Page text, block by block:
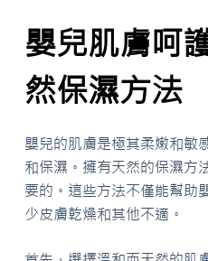
嬰兒肌膚呵
然保濕方法
嬰兒的肌膚是極其柔嫩和敏
和保濕。擁有天然的保濕方
要的。這些方法不僅能幫助
少皮膚乾燥和其他不適。